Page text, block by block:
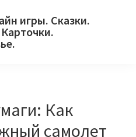
игры. Сказки.
Как
самолет